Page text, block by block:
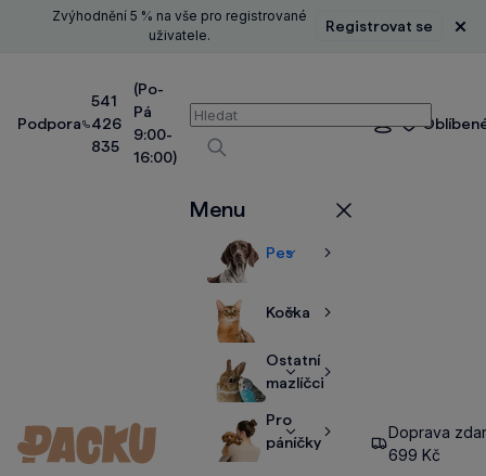
Zvýhodnění 5 % na vše pro registrované
uživatele.
Registrovat se
Podpora
541
426
835
(Po-
Pá
9:00-
16:00)
Vyhledávání
Vyhledávat
Přihlášení
Menu
PesZobrazitZobrazit
Kočka
ZobrazitZobrazit
Ostatní
mazlíčci
ZobrazitZobrazit
Pro
páníčky
ZobrazitZobrazit Doprava
699 Kč